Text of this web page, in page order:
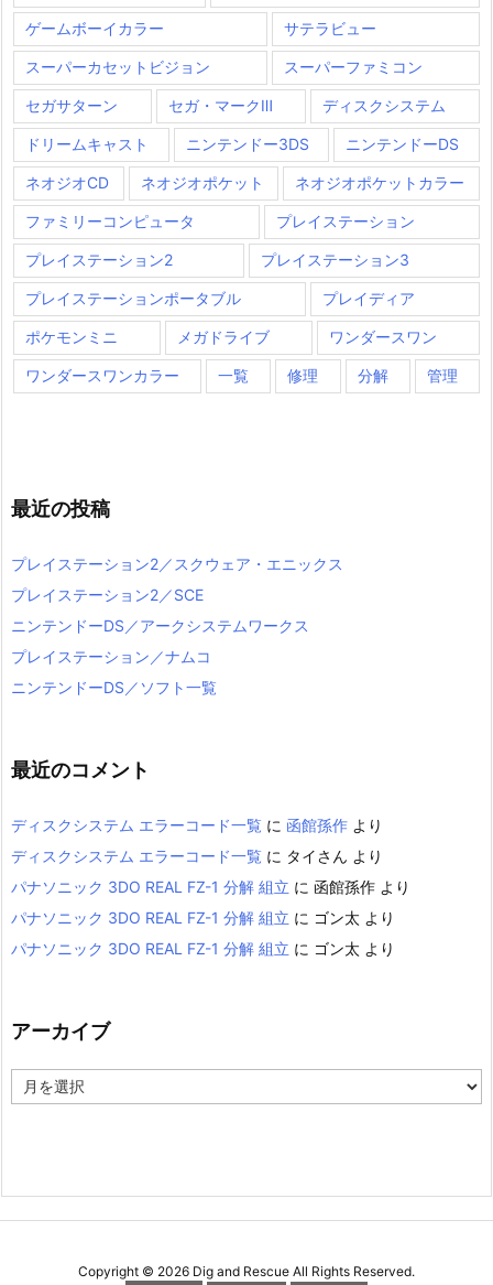
ゲームボーイカラー サテラビュー
スーパーカセットビジョン スーパーファミコン
セガサターン セガ・マークⅢ ディスクシステム
ドリームキャスト ニンテンドー3DS ニンテンドーDS
ネオジオCD ネオジオポケット ネオジオポケットカラー
ファミリーコンピュータ プレイステーション
プレイステーション2 プレイステーション3
プレイステーションポータブル プレイディア
ポケモンミニ メガドライブ ワンダースワン
ワンダースワンカラー 一覧 修理 分解 管理
最近の投稿
プレイステーション2／スクウェア・エニックス
プレイステーション2／SCE
ニンテンドーDS／アークシステムワークス
プレイステーション／ナムコ
ニンテンドーDS／ソフト一覧
最近のコメント
ディスクシステム エラーコード一覧 に 函館孫作 より
ディスクシステム エラーコード一覧 に タイさん より
パナソニック 3DO REAL FZ-1 分解 組立 に 函館孫作 より
パナソニック 3DO REAL FZ-1 分解 組立 に ゴン太 より
パナソニック 3DO REAL FZ-1 分解 組立 に ゴン太 より
アーカイブ
ー
Copyright © 2026 Dig and Rescue All Rights Reserved.